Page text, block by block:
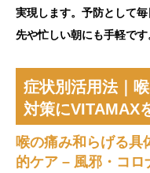
実現します。予防として
先や忙しい朝にも手軽です
症状別活用法｜
対策にVITAMAX
喉の痛み和らげる具
的ケア – 風邪・コ